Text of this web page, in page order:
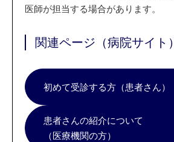
医師が担当する場合があります。
関連ページ（病院サイト）
初めて受診する方（患者さん）
患者さんの紹介について
（医療機関の方）